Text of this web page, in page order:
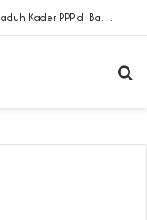
‎Mardiono Dituding Adu Domba dan Bikin Gaduh Kader PPP di Banten